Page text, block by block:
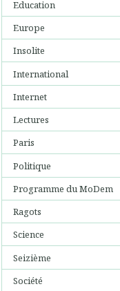
Education
Europe
Insolite
International
Internet
Lectures
Paris
Politique
Programme du MoDem
Ragots
Science
Seizième
Société